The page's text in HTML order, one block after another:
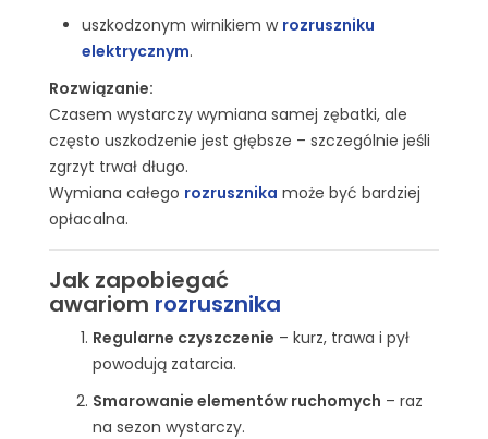
uszkodzonym wirnikiem w rozruszniku
elektrycznym.
Rozwiązanie:
Czasem wystarczy wymiana samej zębatki, ale
często uszkodzenie jest głębsze – szczególnie jeśli
zgrzyt trwał długo.
Wymiana całego rozrusznika może być bardziej
opłacalna.
Jak zapobiegać
awariom rozrusznika
Regularne czyszczenie – kurz, trawa i pył
powodują zatarcia.
Smarowanie elementów ruchomych – raz
na sezon wystarczy.